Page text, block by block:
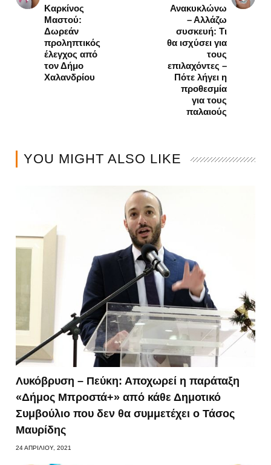
Καρκίνος
Μαστού:
Δωρεάν
προληπτικός
έλεγχος από
τον Δήμο
Χαλανδρίου
Ανακυκλώνω
– Αλλάζω
συσκευή: Τι
θα ισχύσει για
τους
επιλαχόντες –
Πότε λήγει η
προθεσμία
για τους
παλαιούς
YOU MIGHT ALSO LIKE
Λυκόβρυση – Πεύκη: Αποχωρεί η παράταξη
«Δήμος Μπροστά+» από κάθε Δημοτικό
Συμβούλιο που δεν θα συμμετέχει ο Τάσος
Μαυρίδης
24 ΑΠΡΙΛΊΟΥ, 2021